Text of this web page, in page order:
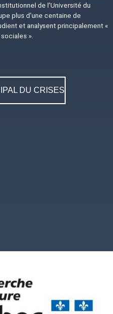
de l'Université du
plus d'une centaine de
et analysent principalement «
».
DU CRISES